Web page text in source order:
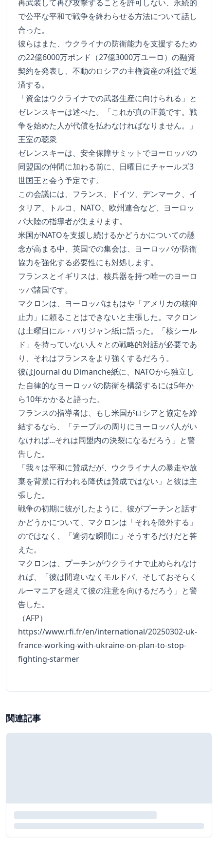
再武装して再び攻撃することを許可しない、永続的
で公平な平和で戦争を終わらせる方法について話し
合った。
彼らはまた、ウクライナの防衛能力を支援するため
の22億6000万ポンド（27億3000万ユーロ）の融資
契約を発表し、不動のロシアの主権資産の利益で返
済する。
「資金はウクライナでの武器生産に向けられる」と
ゼレンスキーは述べた。「これが真の正義です。戦
争を始めた人が代償を払わなければなりません。」
王室の聴衆
ゼレンスキーは、安全保障サミットでヨーロッパの
同盟国の仲間に加わる前に、日曜日にチャールズ3
世国王と会う予定です。
この会議には、フランス、ドイツ、デンマーク、イ
タリア、トルコ、NATO、欧州連合など、ヨーロッ
パ大陸の指導者が集まります。
米国がNATOを支援し続けるかどうかについての懸
念が高まる中、英国での集会は、ヨーロッパが防衛
協力を強化する必要性にも対処します。
フランスとイギリスは、核兵器を持つ唯一のヨーロ
ッパ諸国です。
マクロンは、ヨーロッパはもはや「アメリカの核抑
止力」に頼ることはできないと主張した。マクロン
は土曜日にル・パリジャン紙に語った。「核シール
ド」を持っていない人々との戦略的対話が必要であ
り、それはフランスをより強くするだろう。
彼はJournal du Dimanche紙に、NATOから独立し
た自律的なヨーロッパの防衛を構築するには5年か
ら10年かかると語った。
フランスの指導者は、もし米国がロシアと協定を締
結するなら、「テーブルの周りにヨーロッパ人がい
なければ...それは同盟内の決裂になるだろう」と警
告した。
「我々は平和に賛成だが、ウクライナ人の暴走や放
棄を背景に行われる降伏は賛成ではない」と彼は主
張した。
戦争の初期に彼がしたように、彼がプーチンと話す
かどうかについて、マクロンは「それを除外する」
のではなく、「適切な瞬間に」そうするだけだと答
えた。
マクロンは、プーチンがウクライナで止められなけ
れば、「彼は間違いなくモルドバ、そしておそらく
ルーマニアを超えて彼の注意を向けるだろう」と警
告した。
（AFP）
https://www.rfi.fr/en/international/20250302-uk-
france-working-with-ukraine-on-plan-to-stop-
fighting-starmer
関連記事